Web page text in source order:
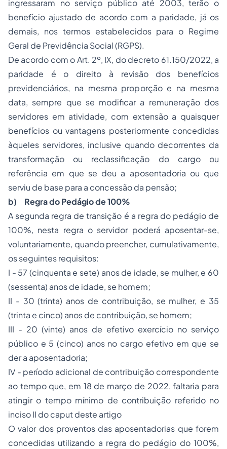
ingressaram no serviço público até 2003, terão o
benefício ajustado de acordo com a paridade, já os
demais, nos termos estabelecidos para o Regime
Geral de Previdência Social (RGPS).
De acordo com o Art. 2º, IX, do decreto 61.150/2022, a
paridade é o direito à revisão dos benefícios
previdenciários, na mesma proporção e na mesma
data, sempre que se modificar a remuneração dos
servidores em atividade, com extensão a quaisquer
benefícios ou vantagens posteriormente concedidas
àqueles servidores, inclusive quando decorrentes da
transformação ou reclassificação do cargo ou
referência em que se deu a aposentadoria ou que
serviu de base para a concessão da pensão;
b) Regra do Pedágio de 100%
A segunda regra de transição é a regra do pedágio de
100%, nesta regra o servidor poderá aposentar-se,
voluntariamente, quando preencher, cumulativamente,
os seguintes requisitos:
I - 57 (cinquenta e sete) anos de idade, se mulher, e 60
(sessenta) anos de idade, se homem;
II - 30 (trinta) anos de contribuição, se mulher, e 35
(trinta e cinco) anos de contribuição, se homem;
III - 20 (vinte) anos de efetivo exercício no serviço
público e 5 (cinco) anos no cargo efetivo em que se
der a aposentadoria;
IV - período adicional de contribuição correspondente
ao tempo que, em 18 de março de 2022, faltaria para
atingir o tempo mínimo de contribuição referido no
inciso II do caput deste artigo
O valor dos proventos das aposentadorias que forem
concedidas utilizando a regra do pedágio do 100%,